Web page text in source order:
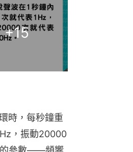
+15
時，每秒鐘重
，振動20000